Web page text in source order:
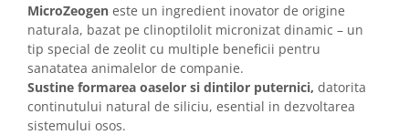
MicroZeogen este un ingredient inovator de origine
naturala, bazat pe clinoptilolit micronizat dinamic – un
tip special de zeolit cu multiple beneficii pentru
sanatatea animalelor de companie.
Sustine formarea oaselor si dintilor puternici, datorita
continutului natural de siliciu, esential in dezvoltarea
sistemului osos.